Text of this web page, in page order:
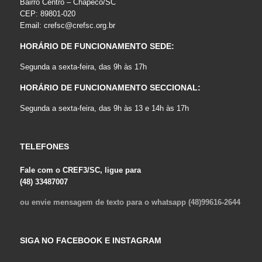
Bairro Centro – Chapecó/SC
CEP: 89801-020
Email: crefsc@crefsc.org.br
HORÁRIO DE FUNCIONAMENTO SEDE:
Segunda a sexta-feira, das 9h às 17h
HORÁRIO DE FUNCIONAMENTO SECCIONAL:
Segunda a sexta-feira, das 9h às 13 e 14h às 17h
TELEFONES
Fale com o CREF3/SC, ligue para
(48) 33487007
ou envie mensagem de texto para o whatsapp (48)99616-2644
SIGA NO FACEBOOK E INSTAGRAM